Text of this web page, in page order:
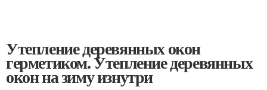
Утепление деревянных окон
герметиком. Утепление деревянных
окон на зиму изнутри